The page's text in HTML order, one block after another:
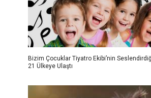
Bizim Çocuklar Tiyatro Ekibi’nin
21 Ülkeye Ulaştı